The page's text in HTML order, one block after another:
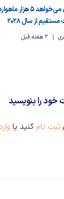
آمازون می‌خواهد ۵
مستقیم از سال ۲۰۲۸
2 هفته قبل
خود را بنویسید
ثبت نام کنید یا